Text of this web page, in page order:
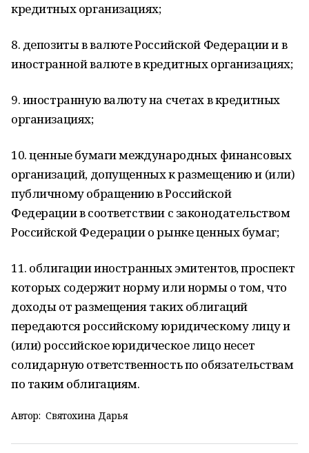
кредитных организациях;
8. депозиты в валюте Российской Федерации и в
иностранной валюте в кредитных организациях;
9. иностранную валюту на счетах в кредитных
организациях;
10. ценные бумаги международных финансовых
организаций, допущенных к размещению и (или)
публичному обращению в Российской
Федерации в соответствии с законодательством
Российской Федерации о рынке ценных бумаг;
11. облигации иностранных эмитентов, проспект
которых содержит норму или нормы о том, что
доходы от размещения таких облигаций
передаются российскому юридическому лицу и
(или) российское юридическое лицо несет
солидарную ответственность по обязательствам
по таким облигациям.
Автор: Святохина Дарья